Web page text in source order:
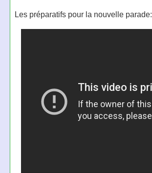
Les préparatifs pour la nouvelle parade: